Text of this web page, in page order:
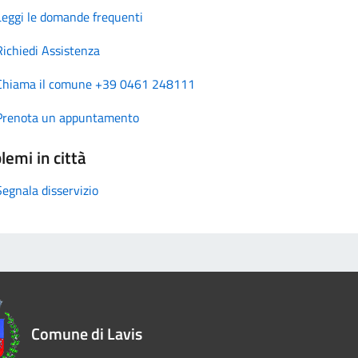
le domande frequenti
Assistenza
il comune +39 0461 248111
un appuntamento
in città
disservizio
Comune di Lavis